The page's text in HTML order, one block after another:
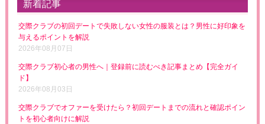
新着記事
交際クラブの初回デートで失敗しない女性の服装とは？男性に好印象を
与えるポイントを解説
2026年08月07日
交際クラブ初心者の男性へ｜登録前に読むべき記事まとめ【完全ガイ
ド】
2026年08月03日
交際クラブでオファーを受けたら？初回デートまでの流れと確認ポイン
トを初心者向けに解説